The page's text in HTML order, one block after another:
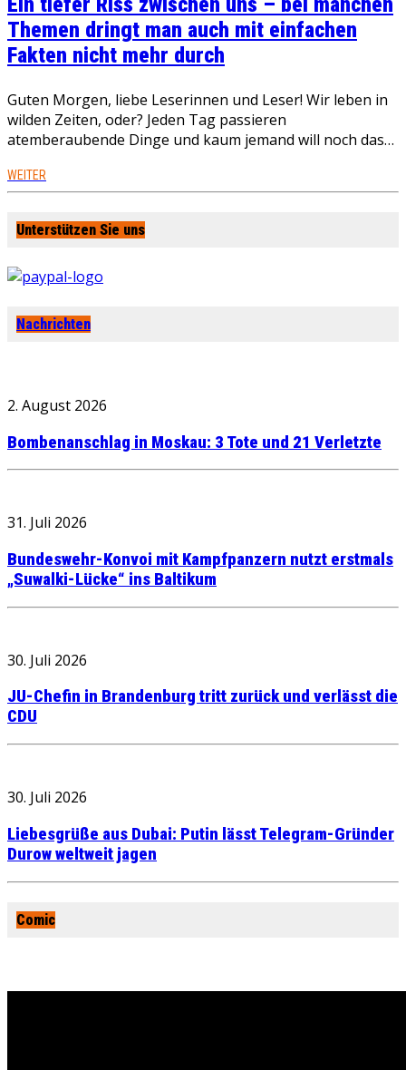
Themen dringt man auch mit einfachen
Fakten nicht mehr durch
Guten Morgen, liebe Leserinnen und Leser! Wir leben in
wilden Zeiten, oder? Jeden Tag passieren
atemberaubende Dinge und kaum jemand will noch das…
WEITER
Unterstützen Sie uns
Nachrichten
2. August 2026
Bombenanschlag in Moskau: 3 Tote und 21 Verletzte
31. Juli 2026
Bundeswehr-Konvoi mit Kampfpanzern nutzt erstmals
„Suwalki-Lücke“ ins Baltikum
30. Juli 2026
JU-Chefin in Brandenburg tritt zurück und verlässt die
CDU
30. Juli 2026
Liebesgrüße aus Dubai: Putin lässt Telegram-Gründer
Durow weltweit jagen
Comic